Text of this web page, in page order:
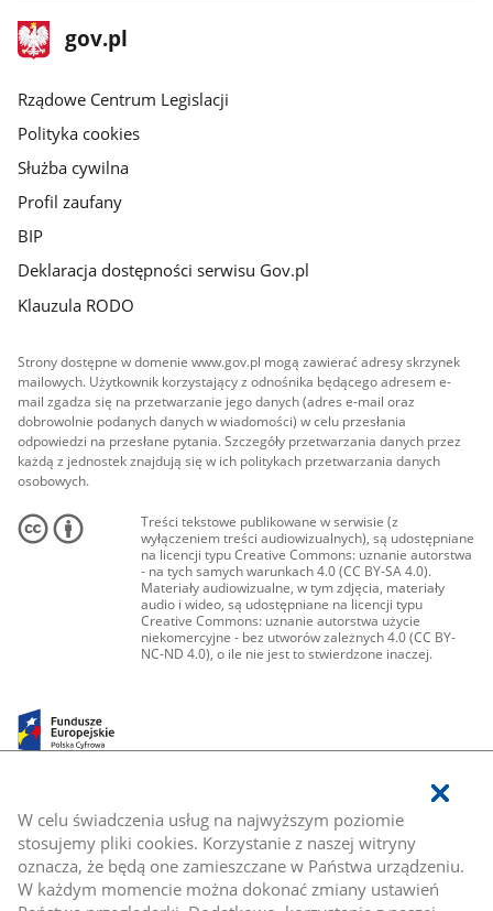
W celu świadczenia usług na najwyższym poziomie
stosujemy pliki cookies. Korzystanie z naszej witryny
oznacza, że będą one zamieszczane w Państwa urządzeniu.
W każdym momencie można dokonać zmiany ustawień
stopka
gov.plStrona
gov.pl
Rządowe Centrum Legislacji
Polityka cookies
Służba cywilna
Profil zaufany
BIP
Deklaracja dostępności serwisu Gov.pl
Klauzula RODO
Strony dostępne w domenie www.gov.pl mogą zawierać adresy skrzynek
mailowych. Użytkownik korzystający z odnośnika będącego adresem e-
mail zgadza się na przetwarzanie jego danych (adres e-mail oraz
dobrowolnie podanych danych w wiadomości) w celu przesłania
odpowiedzi na przesłane pytania. Szczegóły przetwarzania danych przez
każdą z jednostek znajdują się w ich politykach przetwarzania danych
osobowych.
Treści tekstowe publikowane w serwisie (z
wyłączeniem treści audiowizualnych), są udostępniane
na licencji typu Creative Commons: uznanie autorstwa
- na tych samych warunkach 4.0 (CC BY-SA 4.0).
Materiały audiowizualne, w tym zdjęcia, materiały
audio i wideo, są udostępniane na licencji typu
Creative Commons: uznanie autorstwa użycie
niekomercyjne - bez utworów zależnych 4.0 (CC BY-
NC-ND 4.0), o ile nie jest to stwierdzone inaczej.